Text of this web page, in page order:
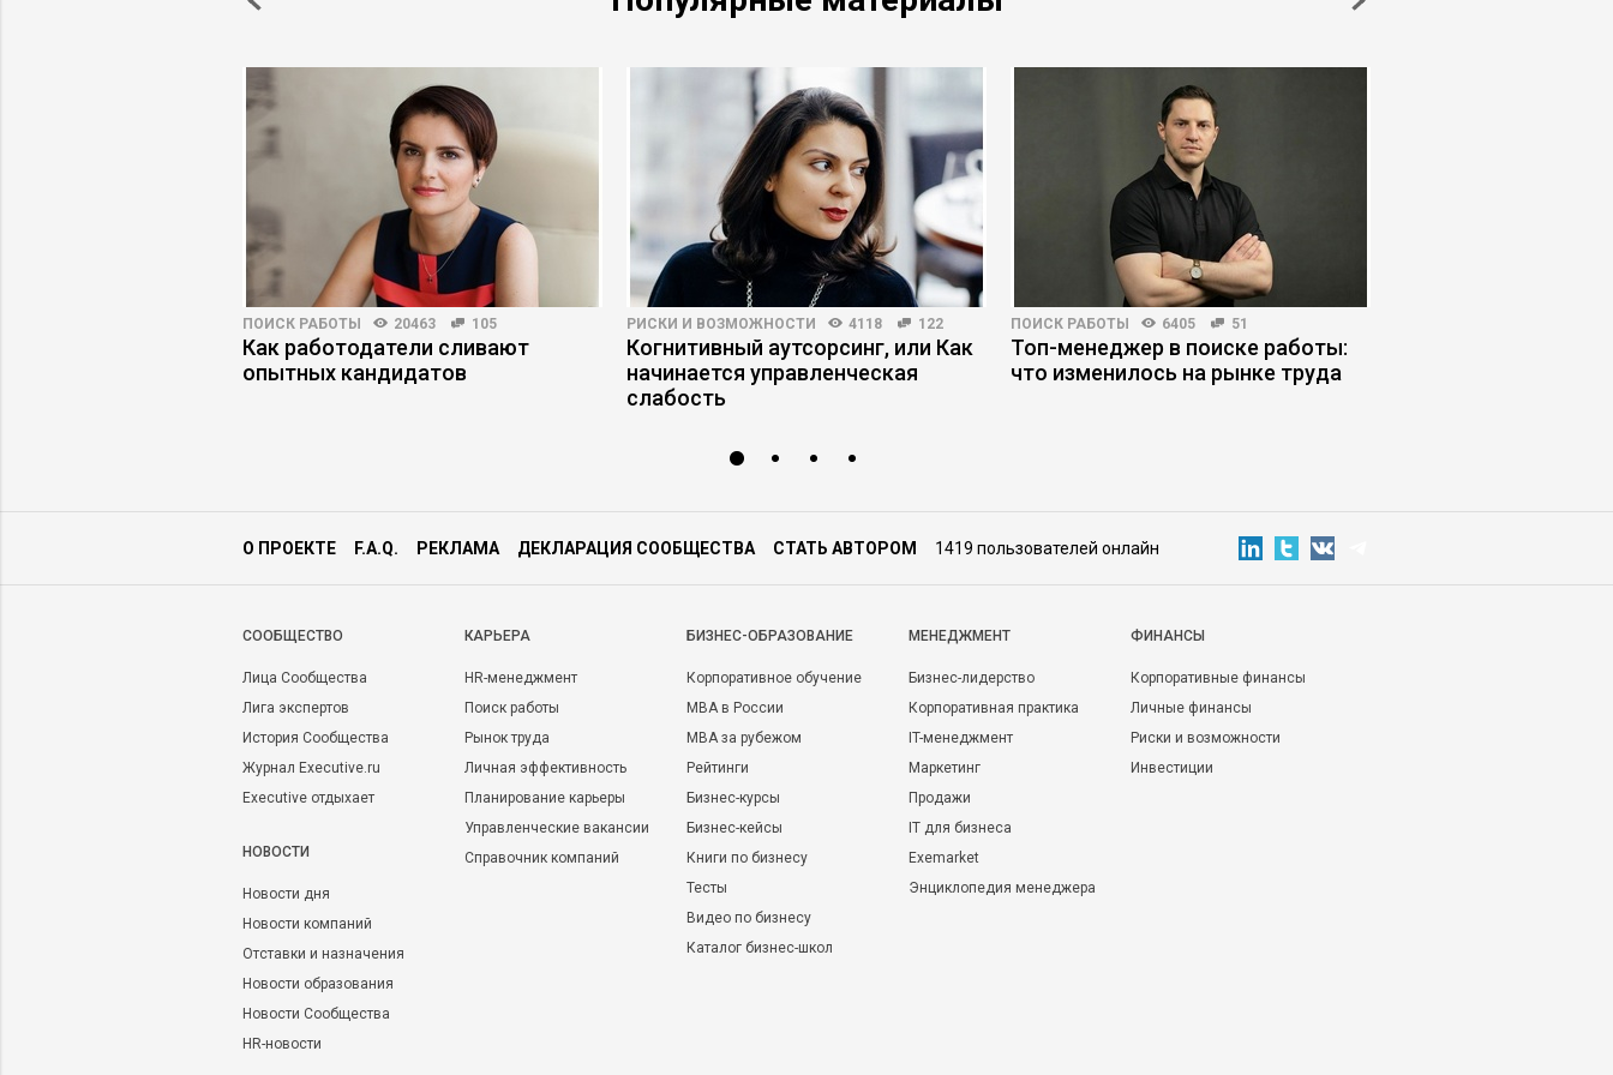
ПОИСК РАБОТЫ 20463 105
Как работодатели сливают
опытных кандидатов
РИСКИ И ВОЗМОЖНОСТИ 4118 122
Когнитивный аутсорсинг, или Как
начинается управленческая
слабость
ПОИСК РАБОТЫ 6405 51
Топ-менеджер в поиске работы:
что изменилось на рынке труда
О ПРОЕКТЕ F.A.Q. РЕКЛАМА ДЕКЛАРАЦИЯ СООБЩЕСТВА СТАТЬ АВТОРОМ 1419 пользователей онлайн
CООБЩЕСТВО
Лица Сообщества
Лига экспертов
История Сообщества
Журнал Executive.ru
Executive отдыхает
НОВОСТИ
Новости дня
Новости компаний
Отставки и назначения
Новости образования
Новости Сообщества
HR-новости
КАРЬЕРА
HR-менеджмент
Поиск работы
Рынок труда
Личная эффективность
Планирование карьеры
Управленческие вакансии
Справочник компаний
БИЗНЕС-ОБРАЗОВАНИЕ
Корпоративное обучение
MBA в России
MBA за рубежом
Рейтинги
Бизнес-курсы
Бизнес-кейсы
Книги по бизнесу
Тесты
Видео по бизнесу
Каталог бизнес-школ
МЕНЕДЖМЕНТ
Бизнес-лидерство
Корпоративная практика
IT-менеджмент
Маркетинг
Продажи
IT для бизнеса
Exemarket
Энциклопедия менеджера
ФИНАНСЫ
Корпоративные финансы
Личные финансы
Риски и возможности
Инвестиции